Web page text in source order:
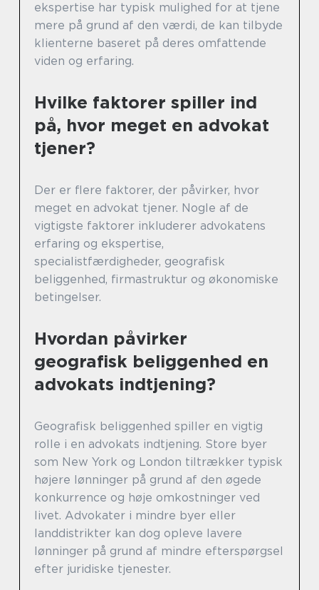
ekspertise har typisk mulighed for at tjene
mere på grund af den værdi, de kan tilbyde
klienterne baseret på deres omfattende
viden og erfaring.
Hvilke faktorer spiller ind
på, hvor meget en advokat
tjener?
Der er flere faktorer, der påvirker, hvor
meget en advokat tjener. Nogle af de
vigtigste faktorer inkluderer advokatens
erfaring og ekspertise,
specialistfærdigheder, geografisk
beliggenhed, firmastruktur og økonomiske
betingelser.
Hvordan påvirker
geografisk beliggenhed en
advokats indtjening?
Geografisk beliggenhed spiller en vigtig
rolle i en advokats indtjening. Store byer
som New York og London tiltrækker typisk
højere lønninger på grund af den øgede
konkurrence og høje omkostninger ved
livet. Advokater i mindre byer eller
landdistrikter kan dog opleve lavere
lønninger på grund af mindre efterspørgsel
efter juridiske tjenester.